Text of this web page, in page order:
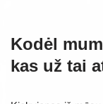
Kodėl
kas už tai